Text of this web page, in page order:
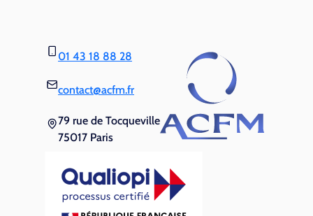
01 43 18 88 28
contact@acfm.fr
79 rue de Tocqueville
75017 Paris